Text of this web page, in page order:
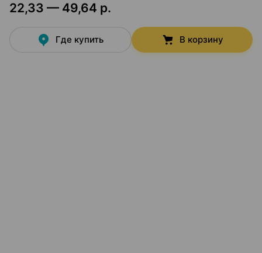
22,33 — 49,64 р.
Где купить В корзину